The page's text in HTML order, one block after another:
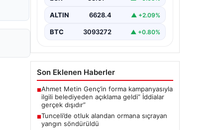
ALTIN 6628.4 ▲ +2.09%
BTC 3093272 ▲ +0.80%
Son Eklenen Haberler
■Ahmet Metin Genç’in forma kampanyasıyla
ilgili belediyeden açıklama geldi” İddialar
gerçek dışıdır”
■Tunceli’de otluk alandan ormana sıçrayan
yangın söndürüldü